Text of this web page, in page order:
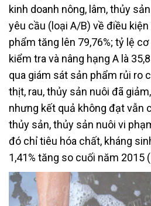
kinh doanh nông, lâm, thủy
yêu cầu (loại A/B) về điều
phẩm tăng lên 79,76%; tỷ lệ
kiểm tra và nâng hạng A là
qua giám sát sản phẩm rủi ro
thịt, rau, thủy sản nuôi đã
nhưng kết quả không đạt vẫn
thủy sản, thủy sản nuôi vi
đó chỉ tiêu hóa chất, kháng
1,41% tăng so cuối năm 2015